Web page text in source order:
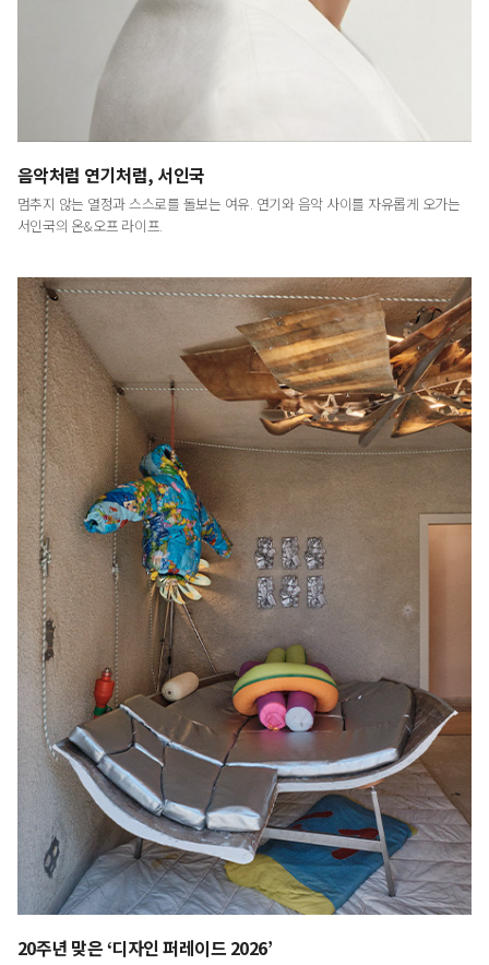
<럭셔리>는 예술적이고 문화적인 시각에서
최고급 브랜드와 라이프스타일을 다룸으로써
명품의 진정한 의미와 예술이 주는 감동을 전하는
멈추지 않는 열정과 스스로를 돌보는 여유. 연기와 음악 사이를 자유롭게 오가는
서인국의 온&오프 라이프.
빌라 노아유(Villa Noailles)가 주최하는 ‘디자인 퍼레이드’가 열리면 프랑스 남부